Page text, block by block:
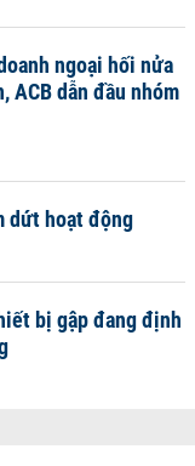
ngoại hối nửa
ACB dẫn đầu nhóm
dứt hoạt động
bị gập đang định